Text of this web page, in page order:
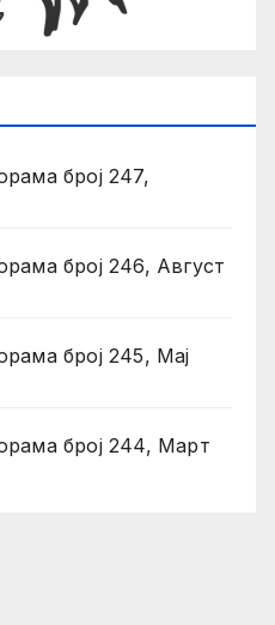
број 247,
број 246, Август
број 245, Мај
број 244, Март